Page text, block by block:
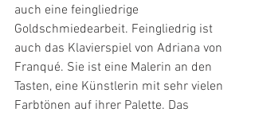
auch eine feingliedrige
Goldschmiedearbeit. Feingliedrig ist
auch das Klavierspiel von Adriana von
Franqué. Sie ist eine Malerin an den
Tasten, eine Künstlerin mit sehr vielen
Farbtönen auf ihrer Palette. Das